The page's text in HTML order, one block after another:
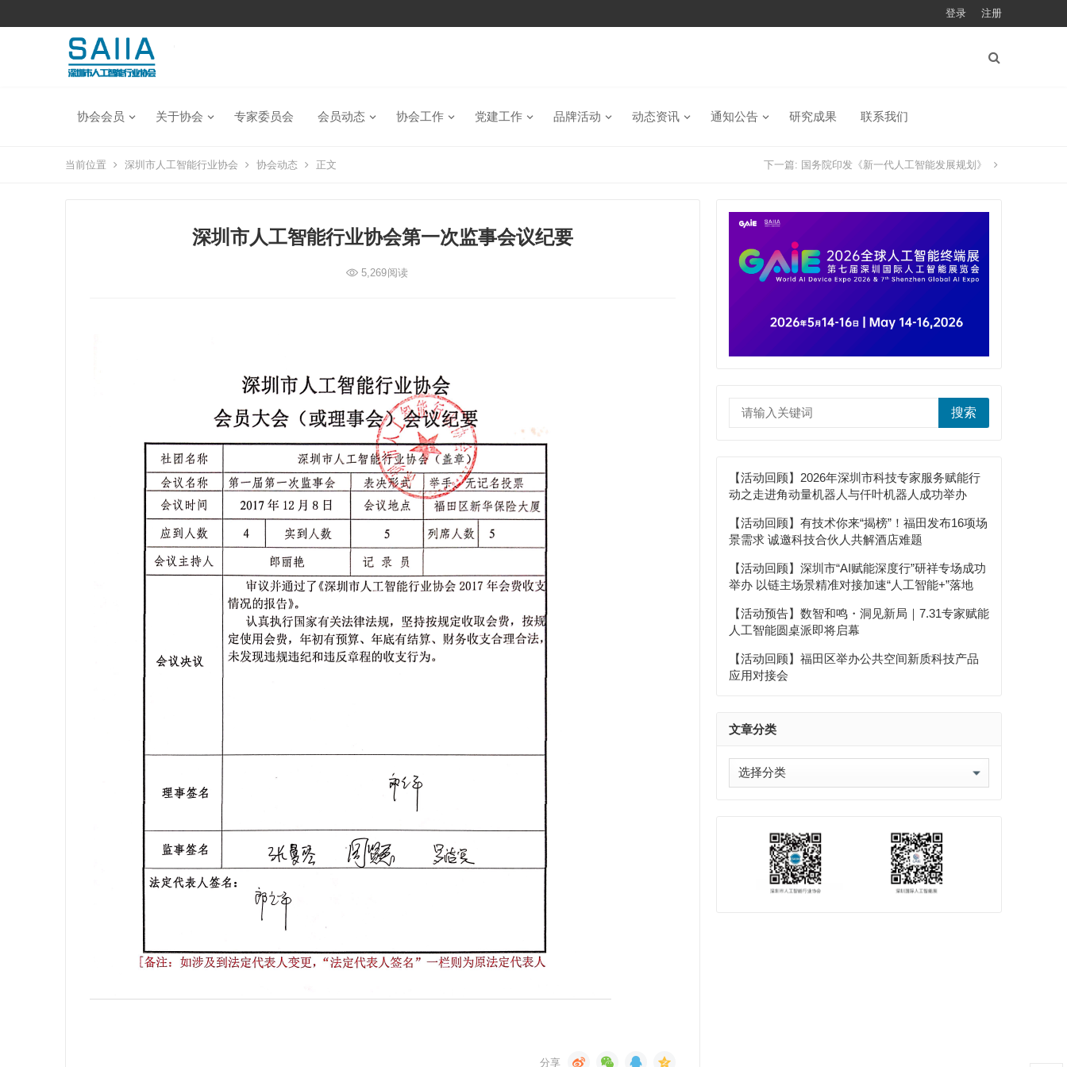
登录 注册
协会会员 关于协会 专家委员会 会员动态 协会工作 党建工作 品牌活动 动态资讯 通知公告 研究成果 联系我们
当前位置 深圳市人工智能行业协会 协会动态 正文 下一篇: 国务院印发《新一代人工智能发展规划》
深圳市人工智能行业协会第一次监事会议纪要
5,269阅读
搜索
【活动回顾】2026年深圳市科技专家服务赋能行
动之走进角动量机器人与仟叶机器人成功举办
【活动回顾】有技术你来“揭榜”！福田发布16项场
景需求 诚邀科技合伙人共解酒店难题
【活动回顾】深圳市“AI赋能深度行”研祥专场成功
举办 以链主场景精准对接加速“人工智能+”落地
【活动预告】数智和鸣・洞见新局｜7.31专家赋能
人工智能圆桌派即将启幕
【活动回顾】福田区举办公共空间新质科技产品
应用对接会
文章分类
文
章